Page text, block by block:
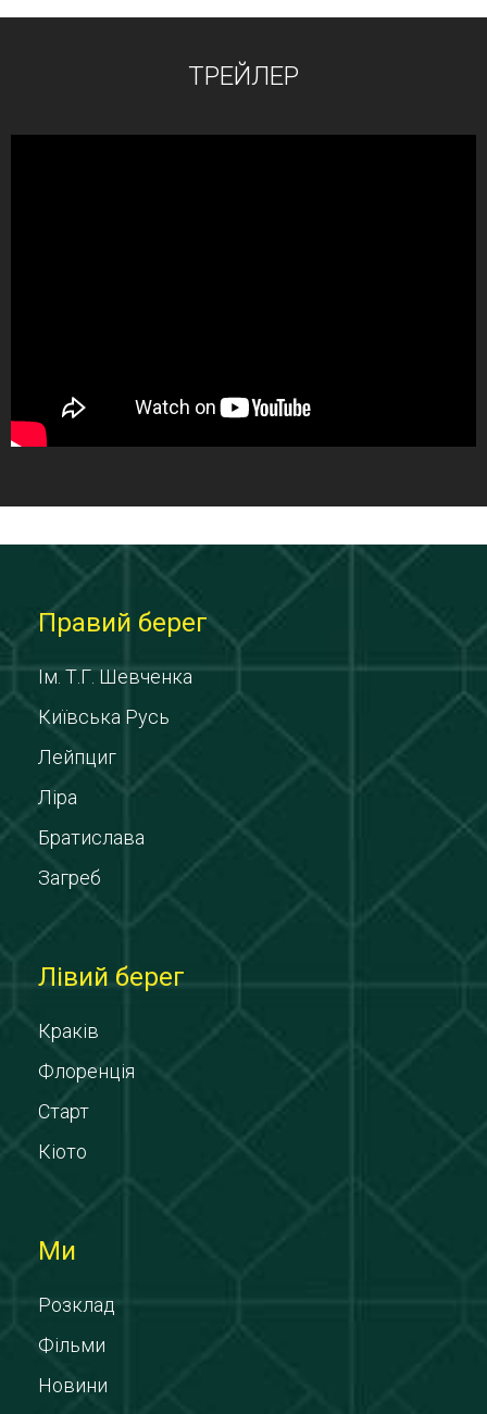
ТРЕЙЛЕР
Правий берег
Ім. Т.Г. Шевченка
Київська Русь
Лейпциг
Ліра
Братислава
Загреб
Лівий берег
Краків
Флоренція
Старт
Кіото
Ми
Розклад
Фільми
Новини